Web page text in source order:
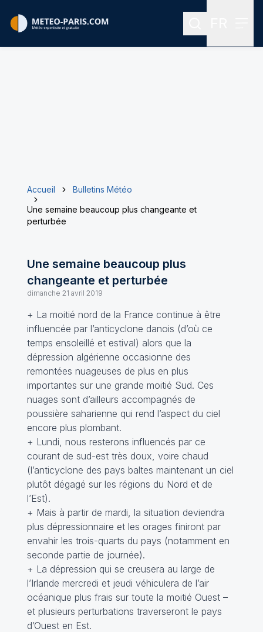
Rechercher
Accueil
Bulletins Météo
Une semaine beaucoup plus changeante et
perturbée
Une semaine beaucoup plus
changeante et perturbée
dimanche 21 avril 2019
+ La moitié nord de la France continue à être
influencée par l’anticyclone danois (d’où ce
temps ensoleillé et estival) alors que la
dépression algérienne occasionne des
remontées nuageuses de plus en plus
importantes sur une grande moitié Sud. Ces
nuages sont d’ailleurs accompagnés de
poussière saharienne qui rend l’aspect du ciel
encore plus plombant.
+ Lundi, nous resterons influencés par ce
courant de sud-est très doux, voire chaud
(l’anticyclone des pays baltes maintenant un ciel
plutôt dégagé sur les régions du Nord et de
l’Est).
+ Mais à partir de mardi, la situation deviendra
plus dépressionnaire et les orages finiront par
envahir les trois-quarts du pays (notamment en
seconde partie de journée).
+ La dépression qui se creusera au large de
l’Irlande mercredi et jeudi véhiculera de l’air
océanique plus frais sur toute la moitié Ouest –
et plusieurs perturbations traverseront le pays
d’Ouest en Est.